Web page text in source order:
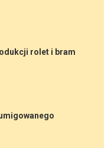
rolet i bram